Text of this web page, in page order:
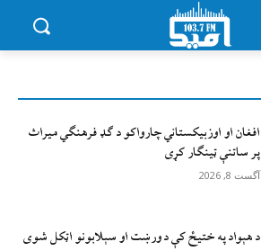
افغان او اوزبیکستاني چارواکو د ګډ فرهنګي میراث
پر ساتنې ټینګار کړی
آگست 8, 2026
د هېواد په ختیځ کې د ورښت او سېلابونو اټکل شوی